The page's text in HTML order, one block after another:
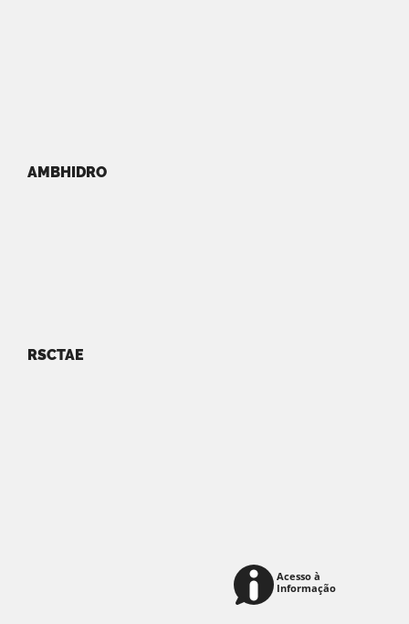
AMBHIDRO
RSCTAE